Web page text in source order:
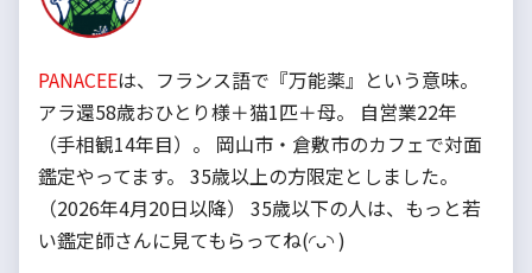
PANACEEは、フランス語で『万能薬』という意味。
アラ還58歳おひとり様＋猫1匹＋母。 自営業22年
（手相観14年目）。 岡山市・倉敷市のカフェで対面
鑑定やってます。 35歳以上の方限定としました。
（2026年4月20日以降） 35歳以下の人は、もっと若
い鑑定師さんに見てもらってね(◜ᴗ◝ )